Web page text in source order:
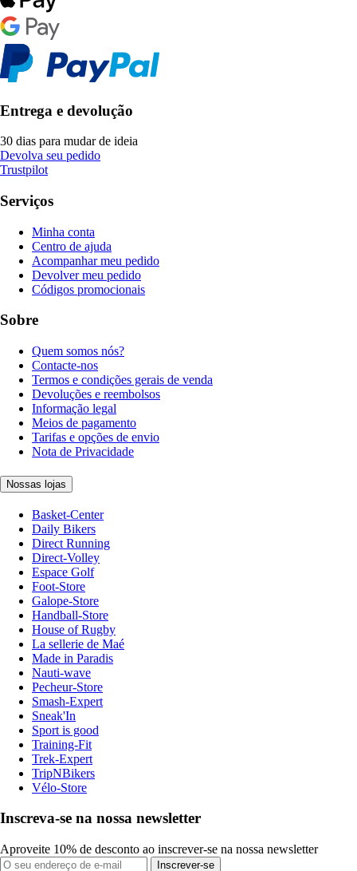
Entrega e devolução
30 dias para mudar de ideia
Devolva seu pedido
Trustpilot
Serviços
Minha conta
Centro de ajuda
Acompanhar meu pedido
Devolver meu pedido
Códigos promocionais
Sobre
Quem somos nós?
Contacte-nos
Termos e condições gerais de venda
Devoluções e reembolsos
Informação legal
Meios de pagamento
Tarifas e opções de envio
Nota de Privacidade
Nossas lojas
Basket-Center
Daily Bikers
Direct Running
Direct-Volley
Espace Golf
Foot-Store
Galope-Store
Handball-Store
House of Rugby
La sellerie de Maé
Made in Paradis
Nauti-wave
Pecheur-Store
Smash-Expert
Sneak'In
Sport is good
Training-Fit
Trek-Expert
TripNBikers
Vélo-Store
Inscreva-se na nossa newsletter
Aproveite 10% de desconto ao inscrever-se na nossa newsletter
Inscrever-se